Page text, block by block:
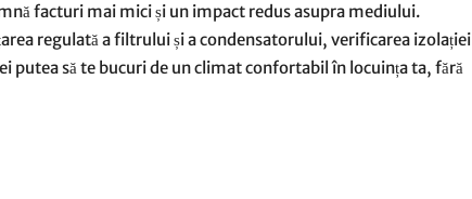
facturi mai mici și un impact redus asupra mediului.
regulată a filtrului și a condensatorului, verificarea izolației
putea să te bucuri de un climat confortabil în locuința ta, fără